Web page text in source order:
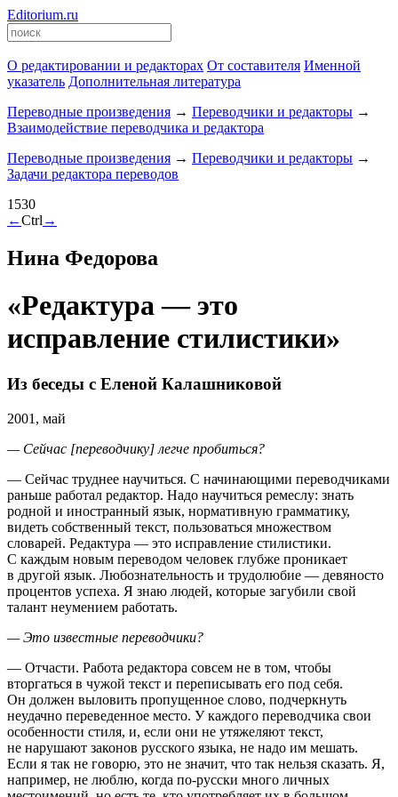
Editorium.ru
О редактировании и редакторах От составителя Именной
указатель Дополнительная литература
Переводные произведения → Переводчики и редакторы →
Взаимодействие переводчика и редактора
Переводные произведения → Переводчики и редакторы →
Задачи редактора переводов
1530
←Ctrl →
Нина Федорова
«Редактура — это
исправление стилистики»
Из беседы с Еленой Калашниковой
2001, май
— Сейчас [переводчику] легче пробиться?
— Сейчас труднее научиться. С начинающими переводчиками
раньше работал редактор. Надо научиться ремеслу: знать
родной и иностранный язык, нормативную грамматику,
видеть собственный текст, пользоваться множеством
словарей. Редактура — это исправление стилистики.
С каждым новым переводом человек глубже проникает
в другой язык. Любознательность и трудолюбие — девяносто
процентов успеха. Я знаю людей, которые загубили свой
талант неумением работать.
— Это известные переводчики?
— Отчасти. Работа редактора совсем не в том, чтобы
вторгаться в чужой текст и переписывать его под себя.
Он должен выловить пропущенное слово, подчеркнуть
неудачно переведенное место. У каждого переводчика свои
особенности стиля, и, если они не утяжеляют текст,
не нарушают законов русского языка, не надо им мешать.
Если я так не говорю, это не значит, что так нельзя сказать. Я,
например, не люблю, когда по-русски много личных